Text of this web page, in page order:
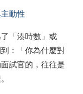
動性
「湊時數」或
：「你為什麼對
試官的，往往是